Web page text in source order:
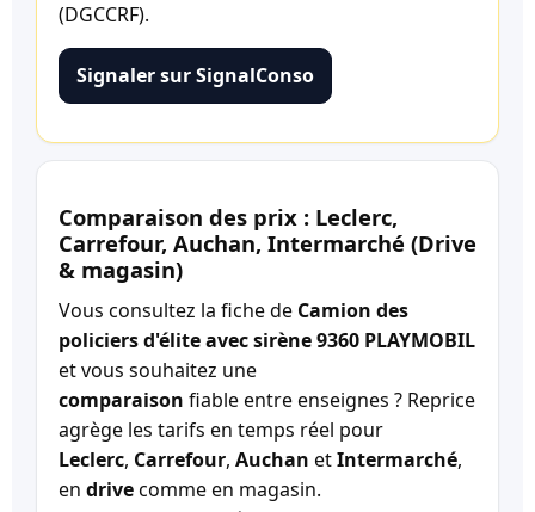
(DGCCRF).
Signaler sur SignalConso
Comparaison des prix : Leclerc,
Carrefour, Auchan, Intermarché (Drive
& magasin)
Vous consultez la fiche de Camion des
policiers d'élite avec sirène 9360 PLAYMOBIL
et vous souhaitez une
comparaison fiable entre enseignes ? Reprice
agrège les tarifs en temps réel pour
Leclerc, Carrefour, Auchan etIntermarché,
en drivecomme en magasin.